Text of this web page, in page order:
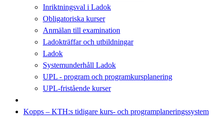
Inriktningsval i Ladok
Obligatoriska kurser
Anmälan till examination
Ladokträffar och utbildningar
Ladok
Systemunderhåll Ladok
UPL - program och programkursplanering
UPL-fristående kurser
Kopps – KTH:s tidigare kurs- och programplaneringssystem